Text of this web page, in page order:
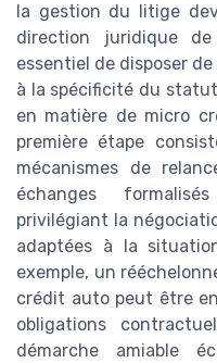
la gestion du litige
direction juridique
essentiel de disposer
à la spécificité du
en matière de micro
première étape
mécanismes de
échanges
privilégiant la
adaptées à la
exemple, un
crédit auto peut être
obligations
démarche amiable